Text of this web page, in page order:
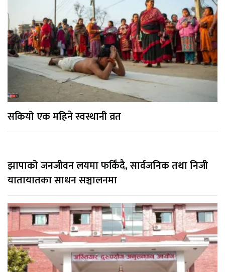
सकियो एक महिने स्वस्थानी व्रत
झापाको जनजीवन लयमा फर्किँदै, सार्वजनिक तथा निजी
यातायातका साधन सञ्चालनमा